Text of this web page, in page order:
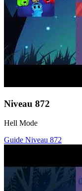
Niveau 872
Hell Mode
Guide Niveau 872